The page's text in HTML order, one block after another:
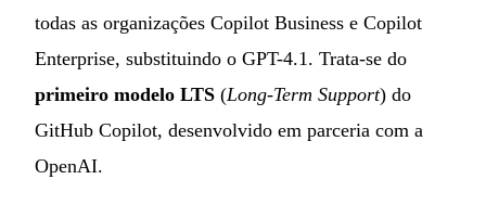
todas as organizações Copilot Business e Copilot
Enterprise, substituindo o GPT-4.1. Trata-se do
primeiro modelo LTS (Long-Term Support) do
GitHub Copilot, desenvolvido em parceria com a
OpenAI.